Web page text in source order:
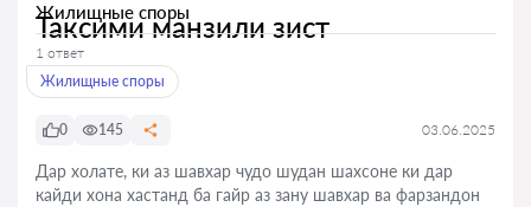
Жилищные споры
Таксими манзили зист
1 ответ
Жилищные споры
0 145 03.06.2025
Дар холате, ки аз шавхар чудо шудан шахсоне ки дар
кайди хона хастанд ба гайр аз зану шавхар ва фарзандон